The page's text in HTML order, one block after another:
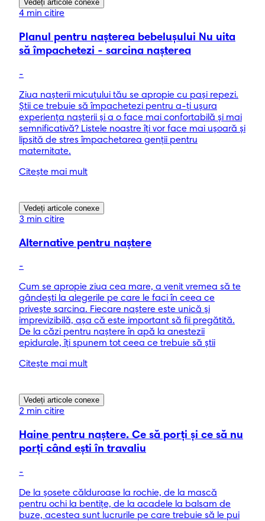
Vedeți articole conexe
4 min citire
Planul pentru nașterea bebelușului Nu uita
să împachetezi - sarcina nașterea
-
Ziua nașterii micuțului tău se apropie cu pași repezi.
Știi ce trebuie să împachetezi pentru a-ți ușura
experiența nașterii și a o face mai confortabilă și mai
semnificativă? Listele noastre îți vor face mai ușoară și
lipsită de stres împachetarea genții pentru
maternitate.
Citește mai mult
Vedeți articole conexe
3 min citire
Alternative pentru naștere
-
Cum se apropie ziua cea mare, a venit vremea să te
gândești la alegerile pe care le faci în ceea ce
privește sarcina. Fiecare naștere este unică și
imprevizibilă, așa că este important să fii pregătită.
De la căzi pentru naștere în apă la anestezii
epidurale, îți spunem tot ceea ce trebuie să știi
Citește mai mult
Vedeți articole conexe
2 min citire
Haine pentru naștere. Ce să porți și ce să nu
porți când ești în travaliu
-
De la șosete călduroase la rochie, de la mască
pentru ochi la bentițe, de la acadele la balsam de
buze, acestea sunt lucrurile pe care trebuie să le pui